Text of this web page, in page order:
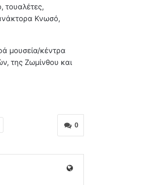
τουαλέτες,
Κνωσό,
μουσεία/κέντρα
της Ζωμίνθου και
0